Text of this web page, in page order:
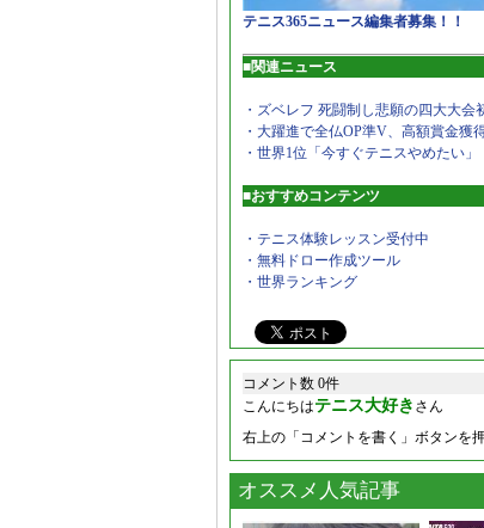
テニス365ニュース編集者募集！！
■関連ニュース
・ズベレフ 死闘制し悲願の四大大会
・大躍進で全仏OP準V、高額賞金獲
・世界1位「今すぐテニスやめたい」
■おすすめコンテンツ
・テニス体験レッスン受付中
・無料ドロー作成ツール
・世界ランキング
コメント数 0件
こんにちはテニス大好き さん
右上の「コメントを書く」ボタンを
オススメ人気記事